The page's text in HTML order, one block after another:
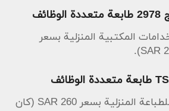
المكتبية المنزلية بسعر
خيار متعدد الوظائف للطباعة المنزلية بسعر 260 SAR (كان